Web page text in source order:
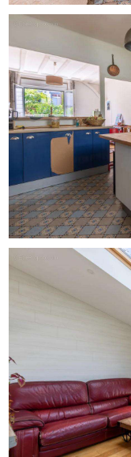
À l'extérieur, la
différents espaces
particulièrement
ainsi que
également présents
La maison
contribuant à son
air/eau, chauffe-
double vitrage. Son
C constitue un
caractère de cette
Une propriété
de vie, dans un
quelques minutes
Caractéristiques
- Taxe foncière : 2
- DPE : C